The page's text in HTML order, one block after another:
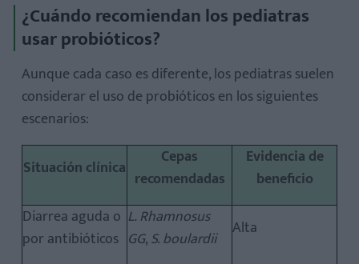
¿Cuándo recomiendan los pediatras
usar probióticos?
Aunque cada caso es diferente, los pediatras suelen
considerar el uso de probióticos en los siguientes
escenarios:
Situación clínica
Cepas
recomendadas
Evidencia de
beneficio
Diarrea aguda o
por antibióticos
L. Rhamnosus
GG,S. boulardii Alta